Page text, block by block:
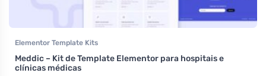
Elementor Template Kits
Meddic – Kit de Template Elementor para hospitais e
clínicas médicas